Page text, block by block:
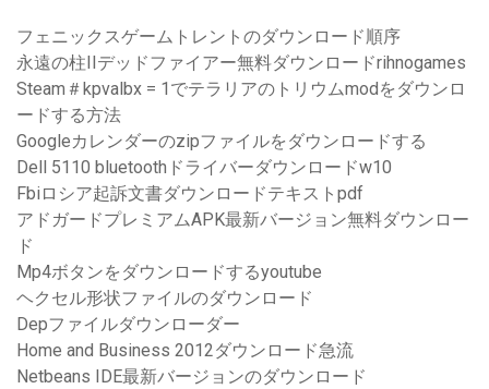
フェニックスゲームトレントのダウンロード順序
永遠の柱IIデッドファイアー無料ダウンロードrihnogames
Steam＃kpvalbx = 1でテラリアのトリウムmodをダウンロ
ードする方法
Googleカレンダーのzipファイルをダウンロードする
Dell 5110 bluetoothドライバーダウンロードw10
Fbiロシア起訴文書ダウンロードテキストpdf
アドガードプレミアムAPK最新バージョン無料ダウンロー
ド
Mp4ボタンをダウンロードするyoutube
ヘクセル形状ファイルのダウンロード
Depファイルダウンローダー
Home and Business 2012ダウンロード急流
Netbeans IDE最新バージョンのダウンロード